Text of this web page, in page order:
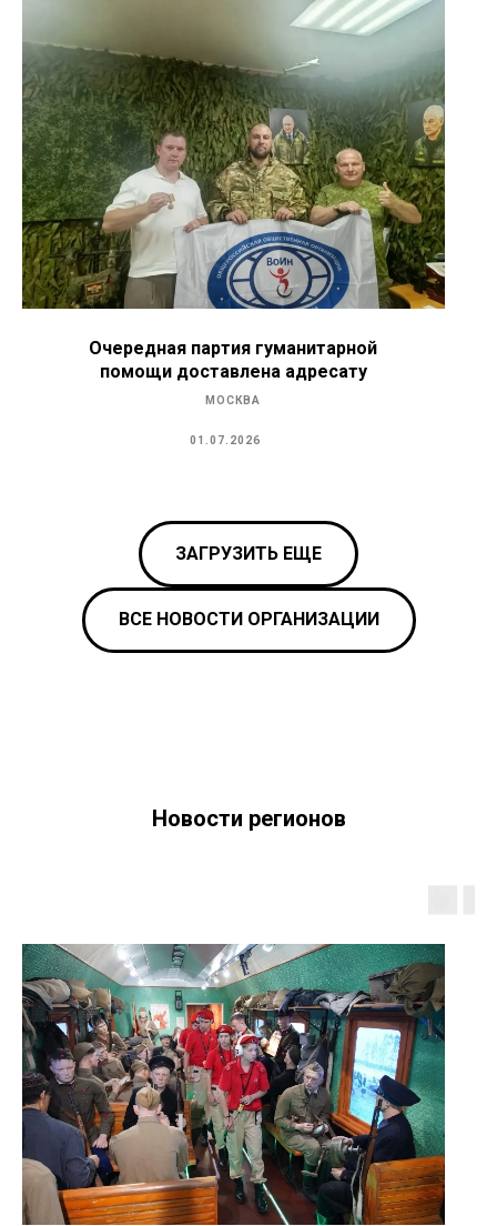
Очередная партия гуманитарной
помощи доставлена адресату
МОСКВА
01.07.2026
ЗАГРУЗИТЬ ЕЩЕ
ВСЕ НОВОСТИ ОРГАНИЗАЦИИ
Новости регионов